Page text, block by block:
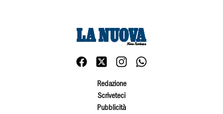
Redazione
Scriveteci
Pubblicità